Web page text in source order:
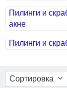
Пилинги и
акне
Пилинги и
Сортировка